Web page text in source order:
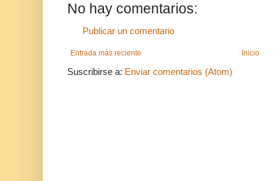
No hay comentarios:
Publicar un comentario
Entrada más reciente Inicio
Suscribirse a: Enviar comentarios (Atom)